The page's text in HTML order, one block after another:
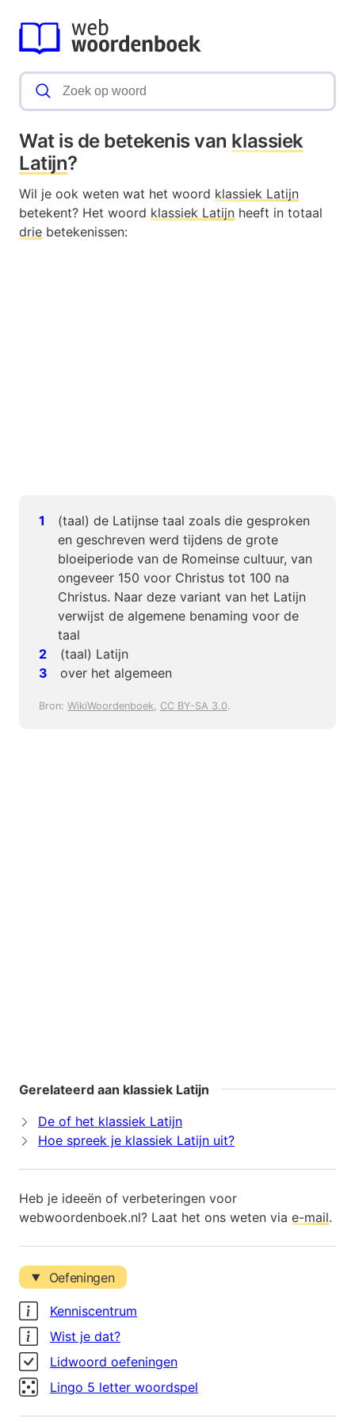
Wat is de betekenis van klassiek
Latijn?
Wil je ook weten wat het woord klassiek Latijn
betekent? Het woord klassiek Latijn heeft in totaal
drie betekenissen:
(taal) de Latijnse taal zoals die gesproken
en geschreven werd tijdens de grote
bloeiperiode van de Romeinse cultuur, van
ongeveer 150 voor Christus tot 100 na
Christus. Naar deze variant van het Latijn
verwijst de algemene benaming voor de
taal
(taal) Latijn
over het algemeen
Bron: WikiWoordenboek, CC BY-SA 3.0.
Gerelateerd aan klassiek Latijn
De of het klassiek Latijn
Hoe spreek je klassiek Latijn uit?
Heb je ideeën of verbeteringen voor
webwoordenboek.nl? Laat het ons weten via e-mail.
Oefeningen
Kenniscentrum
Wist je dat?
Lidwoord oefeningen
Lingo 5 letter woordspel